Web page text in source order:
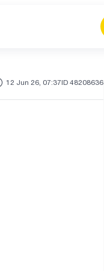
12 Jun 26, 07:37ID 48208636